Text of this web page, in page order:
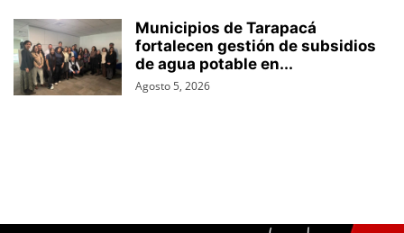
Municipios de Tarapacá
fortalecen gestión de subsidios
de agua potable en...
Agosto 5, 2026